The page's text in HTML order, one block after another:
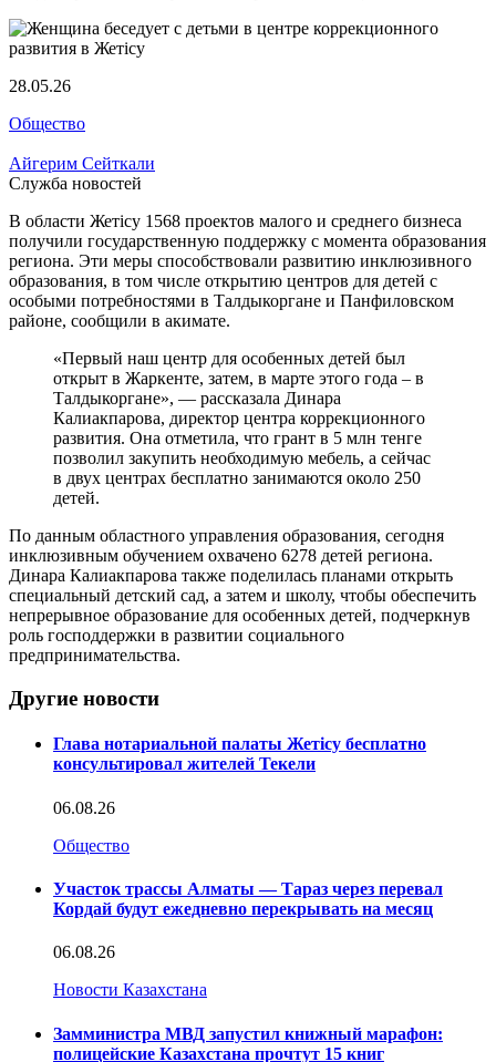
28.05.26
Общество
Айгерим Сейткали
Служба новостей
В области Жетісу 1568 проектов малого и среднего бизнеса
получили государственную поддержку с момента образования
региона. Эти меры способствовали развитию инклюзивного
образования, в том числе открытию центров для детей с
особыми потребностями в Талдыкоргане и Панфиловском
районе, сообщили в акимате.
«Первый наш центр для особенных детей был
открыт в Жаркенте, затем, в марте этого года – в
Талдыкоргане», — рассказала Динара
Калиакпарова, директор центра коррекционного
развития. Она отметила, что грант в 5 млн тенге
позволил закупить необходимую мебель, а сейчас
в двух центрах бесплатно занимаются около 250
детей.
По данным областного управления образования, сегодня
инклюзивным обучением охвачено 6278 детей региона.
Динара Калиакпарова также поделилась планами открыть
специальный детский сад, а затем и школу, чтобы обеспечить
непрерывное образование для особенных детей, подчеркнув
роль господдержки в развитии социального
предпринимательства.
Другие новости
Глава нотариальной палаты Жетісу бесплатно
консультировал жителей Текели
06.08.26
Общество
Участок трассы Алматы — Тараз через перевал
Кордай будут ежедневно перекрывать на месяц
06.08.26
Новости Казахстана
Замминистра МВД запустил книжный марафон:
полицейские Казахстана прочтут 15 книг